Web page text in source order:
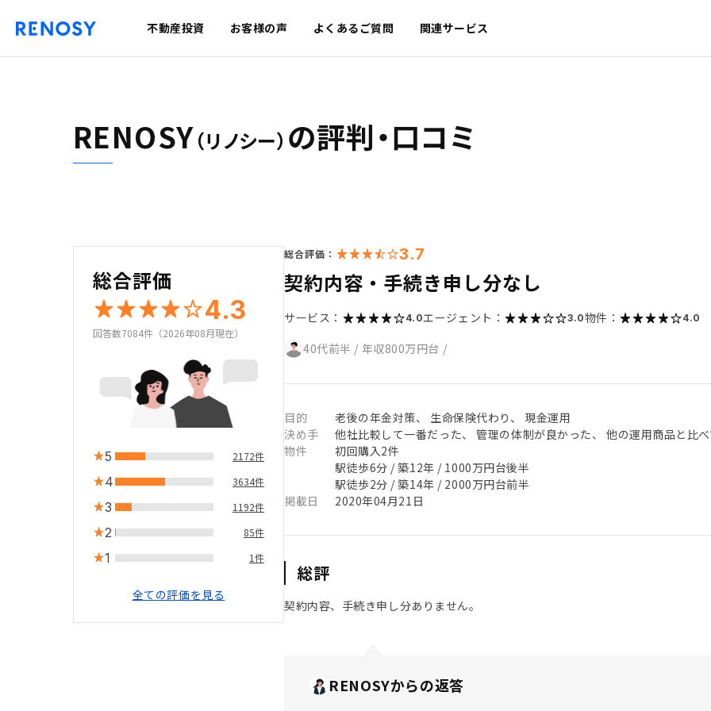
不動産投資 お客様の声 よくあるご質問 関連サービス
RENOSY（リノシー） の評判・口コミ
総合評価
4.3
回答数7084件（2026年08月現在）
5 2172件
4 3634件
3 1192件
2 85件
1 1件
全ての評価を見る
総合評価： 3.7
契約内容・手続き申し分なし
サービス： 4.0エージェント： 3.0物件： 4.0
40代前半 / 年収800万円台 /
目的
老後の年金対策、 生命保険代わり、 現金運用
決め手
他社比較して一番だった、 管理の体制が良かった、 他の運用商品と比
物件
初回購入2件
駅徒歩6分 / 築12年 / 1000万円台後半
駅徒歩2分 / 築14年 / 2000万円台前半
掲載日
2020年04月21日
総評
契約内容、手続き申し分ありません。
RENOSYからの返答